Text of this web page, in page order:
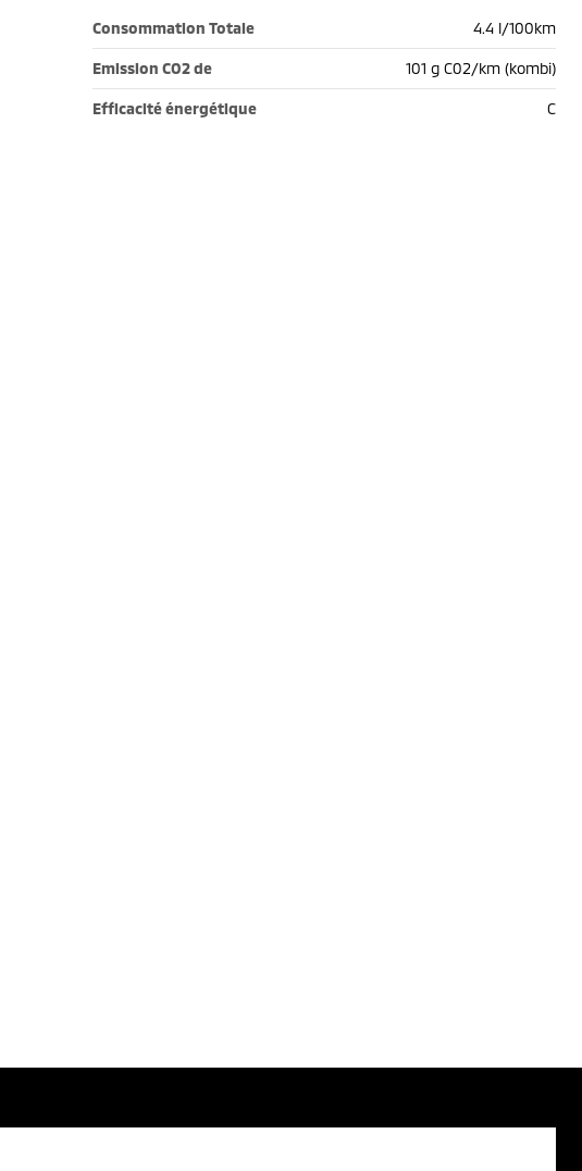
Consommation Totale 4.4 l/100km
Emission CO2 de 101 g C02/km (kombi)
Efficacité énergétique C